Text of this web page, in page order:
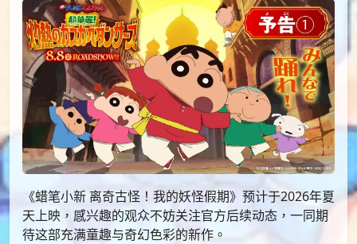
《蜡笔小新 离奇古怪！我的妖怪假期》预计于2026年夏
天上映，感兴趣的观众不妨关注官方后续动态，一同期
待这部充满童趣与奇幻色彩的新作。